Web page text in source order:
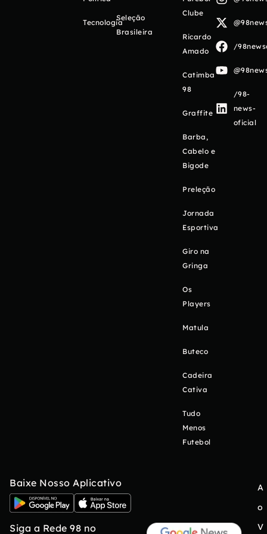
Tecnologia
Seleção
Brasileira
Clube
Ricardo
Amado
Catimba
98
Graffite
Barba,
Cabelo e
Bigode
Preleção
Jornada
Esportiva
Giro na
Gringa
Os
Players
Matula
Buteco
Cadeira
Cativa
Tudo
Menos
Futebol
/
/98-
news-
oficial
Baixe Nosso Aplicativo
Siga a Rede 98 no
A
o
V